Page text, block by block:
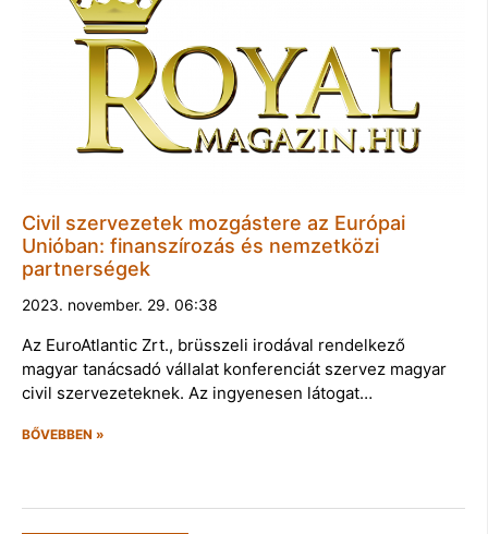
Civil szervezetek mozgástere az Európai
Unióban: finanszírozás és nemzetközi
partnerségek
2023. november. 29. 06:38
Az EuroAtlantic Zrt., brüsszeli irodával rendelkező
magyar tanácsadó vállalat konferenciát szervez magyar
civil szervezeteknek. Az ingyenesen látogat…
BŐVEBBEN »